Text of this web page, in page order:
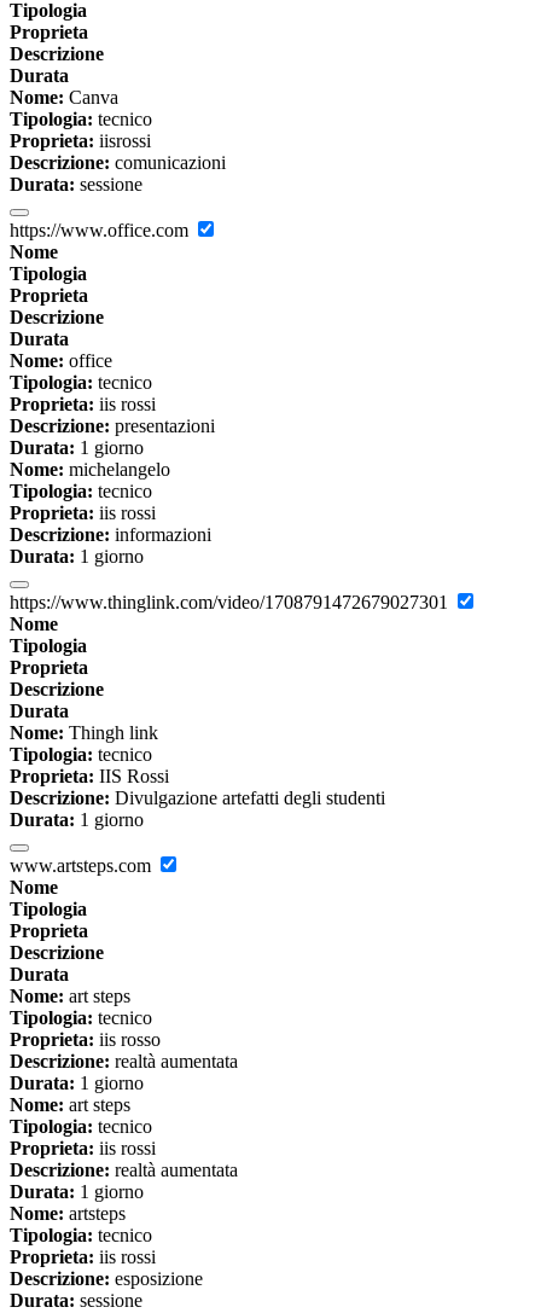
Tipologia
Proprieta
Descrizione
Durata
Nome: Canva
Tipologia: tecnico
Proprieta: iisrossi
Descrizione: comunicazioni
Durata: sessione
https://www.office.com
Nome
Tipologia
Proprieta
Descrizione
Durata
Nome: office
Tipologia: tecnico
Proprieta: iis rossi
Descrizione: presentazioni
Durata: 1 giorno
Nome: michelangelo
Tipologia: tecnico
Proprieta: iis rossi
Descrizione: informazioni
Durata: 1 giorno
https://www.thinglink.com/video/1708791472679027301
Nome
Tipologia
Proprieta
Descrizione
Durata
Nome: Thingh link
Tipologia: tecnico
Proprieta: IIS Rossi
Descrizione: Divulgazione artefatti degli studenti
Durata: 1 giorno
www.artsteps.com
Nome
Tipologia
Proprieta
Descrizione
Durata
Nome: art steps
Tipologia: tecnico
Proprieta: iis rosso
Descrizione: realtà aumentata
Durata: 1 giorno
Nome: art steps
Tipologia: tecnico
Proprieta: iis rossi
Descrizione: realtà aumentata
Durata: 1 giorno
Nome: artsteps
Tipologia: tecnico
Proprieta: iis rossi
Descrizione: esposizione
Durata: sessione